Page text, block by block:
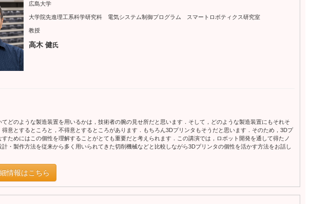
広島大学
大学院先進理工系科学研究科 電気システム制御プログラム スマートロボティクス研究室
教授
高木 健氏
てどのような製造装置を用いるかは，技術者の腕の見せ所だと思います．そして，どのような製造装置にもそれそ
得意とするところと，不得意とするところがあります．もちろん3Dプリンタもそうだと思います．そのため，3Dプ
すためにはこの個性を理解することがとても重要だと考えられます．この講演では，ロボット開発を通して得たノ
計・製作方法を従来から多く用いられてきた切削機械などと比較しながら3Dプリンタの個性を活かす方法をお話し
情報はこちら